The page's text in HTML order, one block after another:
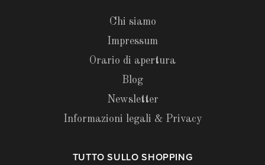
Chi siamo
Impressum
Orario di apertura
Blog
Newsletter
Informazioni legali & Privacy
TUTTO SULLO SHOPPING